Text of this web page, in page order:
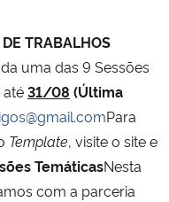
TRABALHOS
uma das 9 Sessões
até31/08 (Última
Para
Template, visite o site e
TemáticasNesta
com a parceria